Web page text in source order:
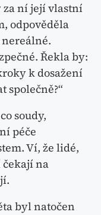
za ní její vlastní
odpověděla
nereálné.
Řekla by:
k dosažení
společně?“
soudy,
péče
Ví, že lidé,
na
byl natočen